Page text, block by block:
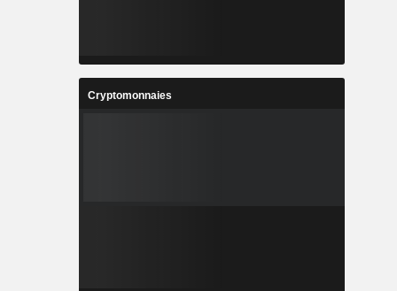
Cryptomonnaies